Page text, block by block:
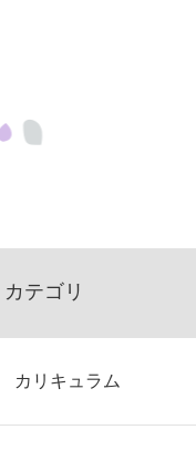
カテゴリ
カリキュラム